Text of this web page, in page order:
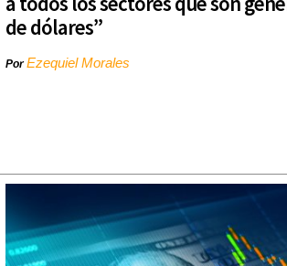
de dólares”
PorEzequiel Morales